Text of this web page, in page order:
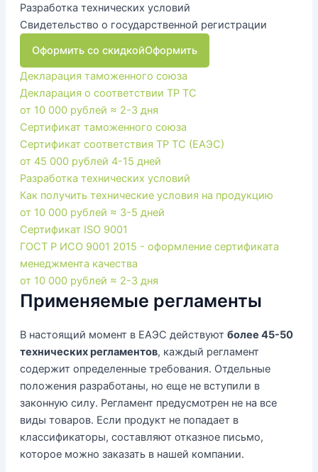
Разработка технических условий
Свидетельство о государственной регистрации
Оформить со скидкойОформить
Декларация таможенного союза
Декларация о соответствии ТР ТС
от 10 000 рублей ≈ 2-3 дня
Сертификат таможенного союза
Сертификат соответствия ТР ТС (ЕАЭС)
от 45 000 рублей 4-15 дней
Разработка технических условий
Как получить технические условия на продукцию
от 10 000 рублей ≈ 3-5 дней
Сертификат ISO 9001
ГОСТ Р ИСО 9001 2015 - оформление сертификата
менеджмента качества
от 10 000 рублей ≈ 2-3 дня
Применяемые регламенты
В настоящий момент в ЕАЭС действуют более 45-50
технических регламентов, каждый регламент
содержит определенные требования. Отдельные
положения разработаны, но еще не вступили в
законную силу. Регламент предусмотрен не на все
виды товаров. Если продукт не попадает в
классификаторы, составляют отказное письмо,
которое можно заказать в нашей компании.